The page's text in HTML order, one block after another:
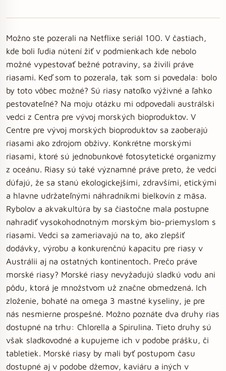
Možno ste pozerali na Netflixe seriál 100. V častiach,
kde boli ľudia nútení žiť v podmienkach kde nebolo
možné vypestovať bežné potraviny, sa živili práve
riasami. Keď som to pozerala, tak som si povedala: bolo
by toto vôbec možné? Sú riasy natoľko výživné a ľahko
pestovateľné? Na moju otázku mi odpovedali austrálski
vedci z Centra pre vývoj morských bioproduktov. V
Centre pre vývoj morských bioproduktov sa zaoberajú
riasami ako zdrojom obživy. Konkrétne morskými
riasami, ktoré sú jednobunkové fotosytetické organizmy
z oceánu. Riasy sú také významné práve preto, že vedci
dúfajú, že sa stanú ekologickejšími, zdravšími, etickými
a hlavne udržateľnými náhradníkmi bielkovín z mäsa.
Rybolov a akvakultúra by sa čiastočne mala postupne
nahradiť vysokohodnotným morským bio-priemyslom s
riasami. Vedci sa zameriavajú na to, ako zlepšiť
dodávky, výrobu a konkurenčnú kapacitu pre riasy v
Austrálii aj na ostatných kontinentoch. Prečo práve
morské riasy? Morské riasy nevyžadujú sladkú vodu ani
pôdu, ktorá je množstvom už značne obmedzená. Ich
zloženie, bohaté na omega 3 mastné kyseliny, je pre
nás nesmierne prospešné. Možno poznáte dva druhy rias
dostupné na trhu: Chlorella a Spirulina. Tieto druhy sú
však sladkovodné a kupujeme ich v podobe prášku, či
tabletiek. Morské riasy by mali byť postupom času
dostupné aj v podobe džemov, kaviáru a iných v